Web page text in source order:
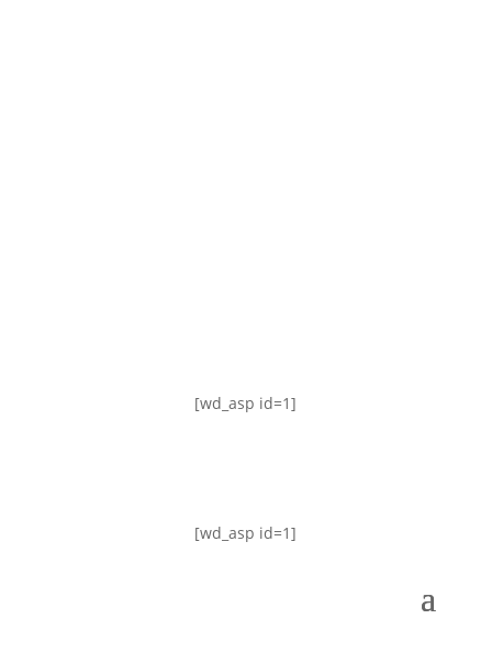
[wd_asp id=1]
[wd_asp id=1]